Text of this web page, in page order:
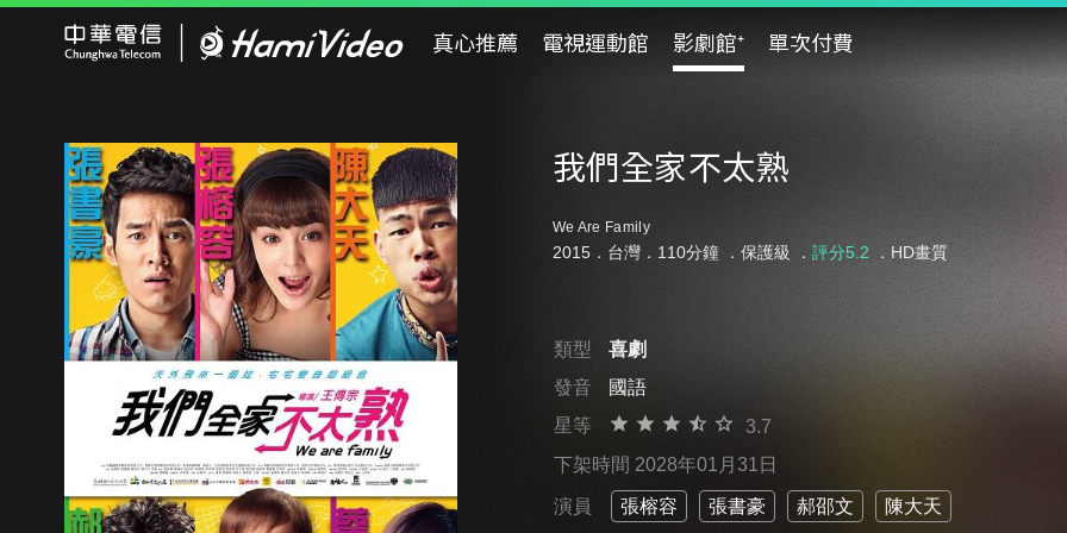
真心推薦 電視運動館 影劇館⁺ 單次付費
我們全家不太熟
We Are Family
2015．台灣．110分鐘 ． 保護級 ． 評分5.2 ．HD畫質
類型
喜劇
發音
國語
星等
3.7
下架時間 2028年01月31日
演員 張榕容 張書豪 郝邵文 陳大天